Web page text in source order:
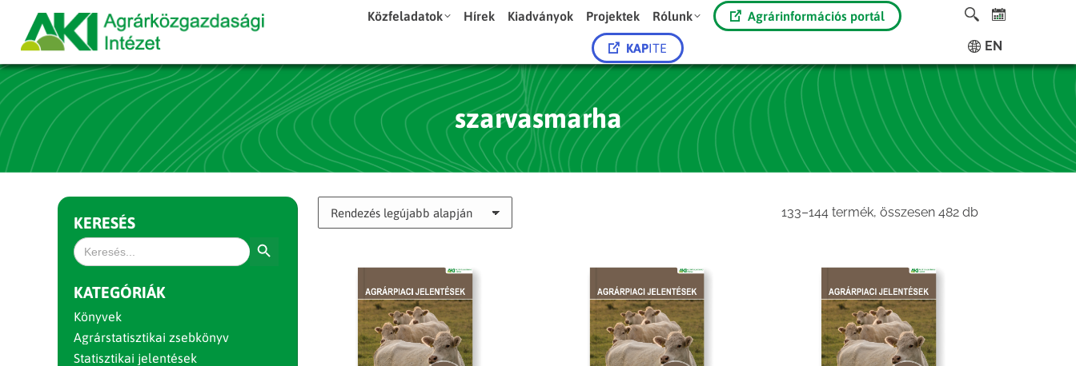
Közfeladatok Hírek Kiadványok Projektek Rólunk Agrárinformációs portál
KAPITE EN
szarvasmarha
133–144 termék, összesen 482 dbSorted
KERESÉS
Search
for:
KATEGÓRIÁK
Könyvek
Agrárstatisztikai zsebkönyv
Statisztikai jelentések